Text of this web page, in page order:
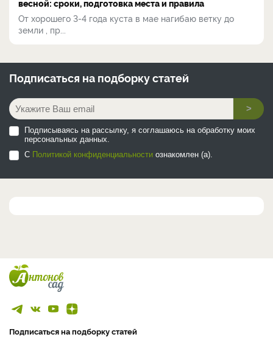
весной: сроки, подготовка места и правила
От хорошего 3-4 года куста в мае нагибаю ветку до
земли , пр...
Подписаться на подборку статей
>
Подписываясь на рассылку, я соглашаюсь на обработку моих
персональных данных.
С Политикой конфиденциальности ознакомлен (а).
Подписаться на подборку статей